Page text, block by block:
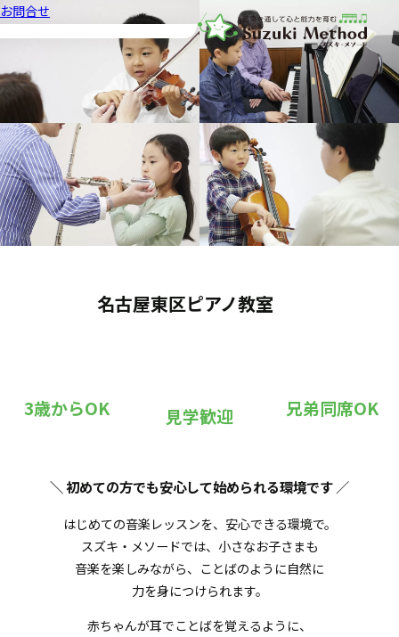
音楽教室スズキ・メソード | 公益
お問合せ
名古屋東区ピアノ教室
3歳からOK 見学歓迎 兄弟同席OK
＼ 初めての方でも安心して始められる環境です／
はじめての音楽レッスンを、安心できる環境で。
スズキ・メソードでは、小さなお子さまも
音楽を楽しみながら、ことばのように自然に
力を身につけられます。
赤ちゃんが耳でことばを覚えるように、